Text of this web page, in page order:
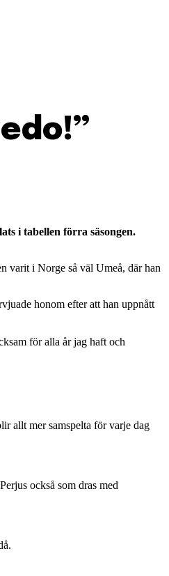
i tabellen förra säsongen.
varit i Norge så väl Umeå, där han
honom efter att han uppnått
för alla år jag haft och
allt mer samspelta för varje dag
också som dras med